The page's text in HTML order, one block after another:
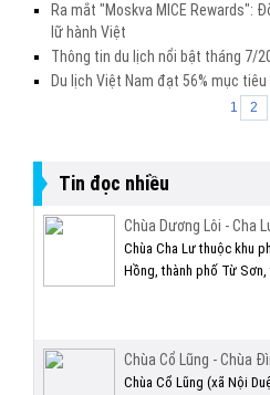
Ra mắt "Moskva MICE Rewards":
lữ hành Việt
Thông tin du lịch nổi bật tháng 7/
Du lịch Việt Nam đạt 56% mục
1 2
Tin đọc nhiều
Chùa Dương Lôi - Cha
Chùa Cha Lư thuộc khu
Hồng, thành phố Từ
Chùa Cổ Lũng - Chùa
Chùa Cổ Lũng (xã Nội